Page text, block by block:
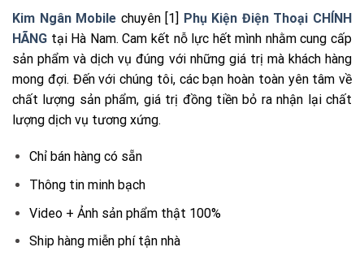
Kim Ngân Mobile chuyên [1] Phụ Kiện Điện Thoại CHÍNH
HÃNG tại Hà Nam. Cam kết nỗ lực hết mình nhằm cung cấp
sản phẩm và dịch vụ đúng với những giá trị mà khách hàng
mong đợi. Đến với chúng tôi, các bạn hoàn toàn yên tâm về
chất lượng sản phẩm, giá trị đồng tiền bỏ ra nhận lại chất
lượng dịch vụ tương xứng.
Chỉ bán hàng có sẵn
Thông tin minh bạch
Video + Ảnh sản phẩm thật 100%
Ship hàng miễn phí tận nhà